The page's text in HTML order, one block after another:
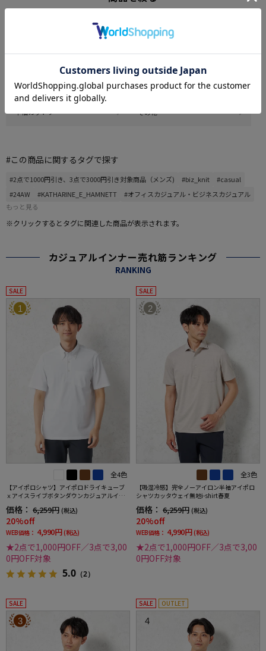
半袖カジュアルシャツ
長袖ニット・セーター ニットベスト
半袖ニット・セーター 長袖カットソー
半袖カットソー その他
#この商品に関するタグで探す
#2点で1000円引き、3点で3000円引き対象商品（メンズ) #biz_knit
#casual
#24AW
#KATHARINE_E_HAMNETT
#オフィスカジュアル・ビジネスカジュアル
もっと見る
※クリックするとタグに関連した商品が表示されます。
カジュアルインナー売れ筋ランキング
RANKING
SALE
1
全4色
【アイポロシャツ】アイポロドライキューブ
ｘアイスライブボタンダウンカジュアルイン
夏
価格： 6,259円 (税込)
20%off
WEB価格： 4,990円 (税込)
★2点で1,000円OFF／3点で3,00
0円OFF対象
5.0 （2）
SALE
2
全3色
【吸湿冷感】完全ノーアイロン半袖アイポロ
シャツカッタウェイ無地i-shirt春夏
価格： 6,259円 (税込)
20%off
WEB価格： 4,990円 (税込)
★2点で1,000円OFF／3点で3,00
0円OFF対象
SALE
3
SALE OUTLET
4